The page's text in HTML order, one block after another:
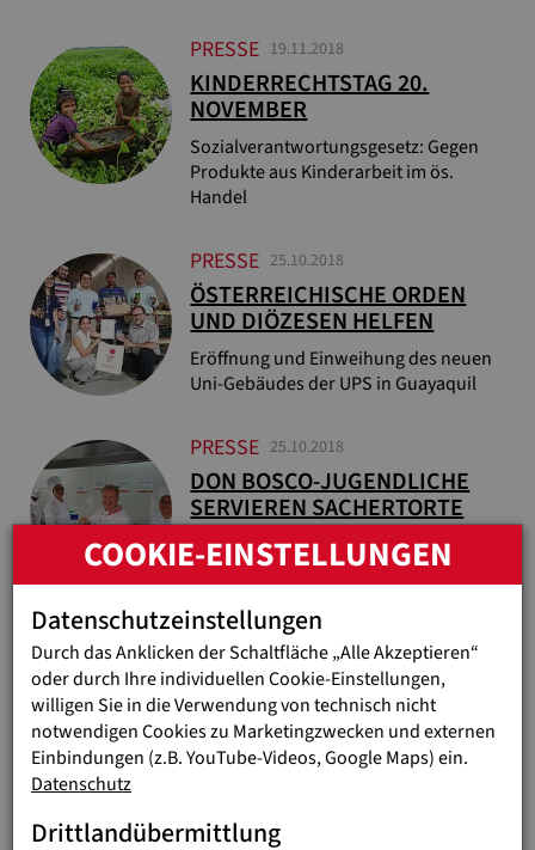
PRESSE 19.11.2018
KINDERRECHTSTAG 20.
NOVEMBER
Sozialverantwortungsgesetz: Gegen
Produkte aus Kinderarbeit im ös.
Handel
PRESSE 25.10.2018
ÖSTERREICHISCHE ORDEN
UND DIÖZESEN HELFEN
Eröffnung und Einweihung des neuen
Uni-Gebäudes der UPS in Guayaquil
PRESSE 25.10.2018
DON BOSCO-JUGENDLICHE
SERVIEREN SACHERTORTE
Wiener Bäckermeister schulte junge
Straßenverkäufer in Bogotá
PRESSE 16.10.2018
WIRTSCHAFT HILFT!
Jugend Eine Welt zum Weltarmutstag
COOKIE-EINSTELLUNGEN
Datenschutzeinstellungen
Durch das Anklicken der Schaltfläche „Alle Akzeptieren“
oder durch Ihre individuellen Cookie-Einstellungen,
willigen Sie in die Verwendung von technisch nicht
notwendigen Cookies zu Marketingzwecken und externen
Einbindungen (z.B. YouTube-Videos, Google Maps) ein.
Datenschutz
Drittlandübermittlung